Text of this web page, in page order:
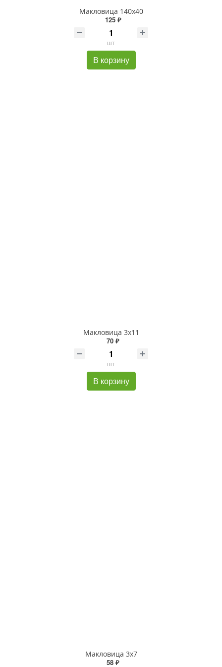
Макловица 140х40
125 ₽
шт
В корзину
Макловица 3х11
70 ₽
шт
В корзину
Макловица 3х7
58 ₽